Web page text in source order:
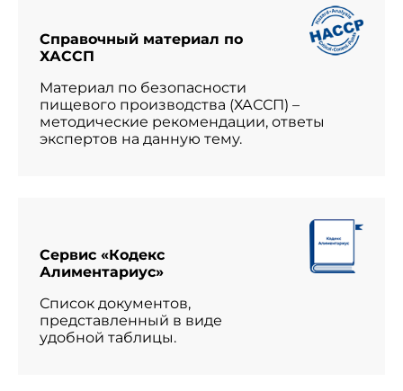
Справочный материал по
ХАССП
Материал по безопасности
пищевого производства (ХАССП) –
методические рекомендации, ответы
экспертов на данную тему.
Сервис «Кодекс
Алиментариус»
Список документов,
представленный в виде
удобной таблицы.